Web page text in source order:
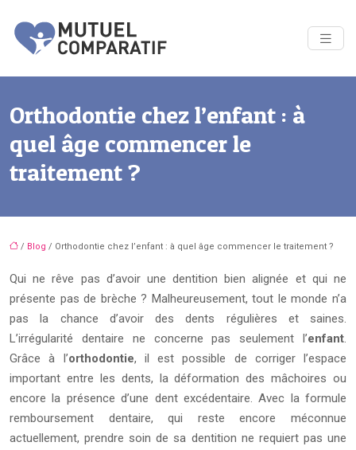
Orthodontie chez l’enfant : à
quel âge commencer le
traitement ?
/ Blog / Orthodontie chez l’enfant : à quel âge commencer le traitement ?
Qui ne rêve pas d’avoir une dentition bien alignée et qui ne
présente pas de brèche ? Malheureusement, tout le monde n’a
pas la chance d’avoir des dents régulières et saines.
L’irrégularité dentaire ne concerne pas seulement l’enfant.
Grâce à l’orthodontie, il est possible de corriger l’espace
important entre les dents, la déformation des mâchoires ou
encore la présence d’une dent excédentaire. Avec la formule
remboursement dentaire, qui reste encore méconnue
actuellement, prendre soin de sa dentition ne requiert pas une